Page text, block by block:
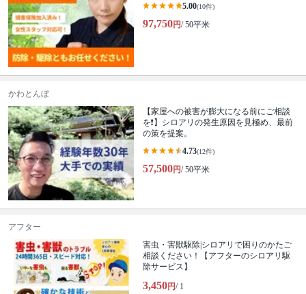
5.00(10件)
97,750円/ 50平米
かわとんぼ
【家屋への被害が膨大になる前にご相談
を❗️】シロアリの発生原因を見極め、最前
の策を提案。
4.73(12件)
57,500円/ 50平米
アフター
害虫・害獣駆除|シロアリで困りのかたご
相談ください！【アフターのシロアリ駆
除サービス】
3,450円/ 1